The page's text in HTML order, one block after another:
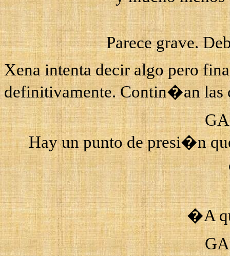
Parece grave.
Xenaintenta decir algo pero
definitivamente. Contin�an las
Hay un punto de presi�n
�A